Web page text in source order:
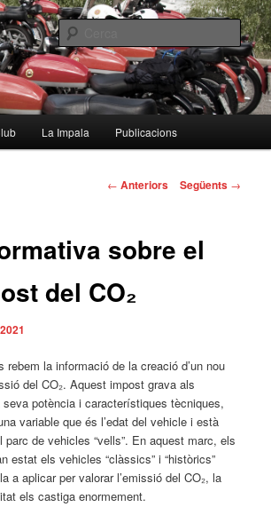
Impala
Cerca
La Impala Publicacions
Navegació
entrades
← Anteriors Següents →
sobre el
del CO₂
rebem la informació de la creació d’un nou
del CO₂. Aquest impost grava als
potència i característiques tècniques,
variable que és l’edat del vehicle i està
parc de vehicles “vells”. En aquest marc, els
estat els vehicles “clàssics” i “històrics”
a aplicar per valorar l’emissió del CO₂, la
els castiga enormement.